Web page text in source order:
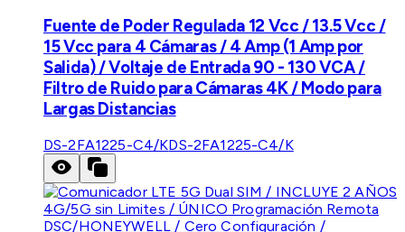
Fuente de Poder Regulada 12 Vcc / 13.5 Vcc /
15 Vcc para 4 Cámaras / 4 Amp (1 Amp por
Salida) / Voltaje de Entrada 90 - 130 VCA /
Filtro de Ruido para Cámaras 4K / Modo para
Largas Distancias
DS-2FA1225-C4/KDS-2FA1225-C4/K